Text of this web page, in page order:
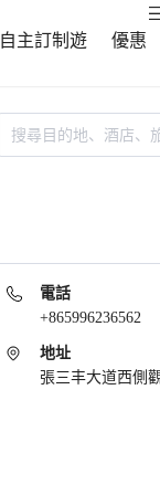
自主訂制遊 優惠
電話
+865996236562
地址
張三丰大道西側